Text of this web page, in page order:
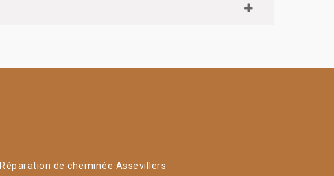
Réparation de cheminée Assevillers